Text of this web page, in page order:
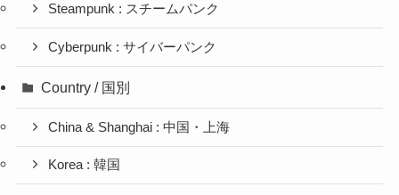
Steampunk : スチームパンク
Cyberpunk : サイバーパンク
Country / 国別
China & Shanghai : 中国・上海
Korea : 韓国